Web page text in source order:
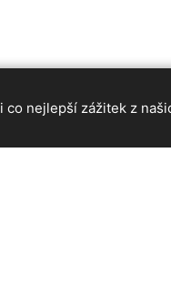
co nejlepší zážitek z